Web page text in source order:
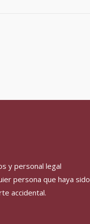
y personal legal
persona que haya sido
accidental.